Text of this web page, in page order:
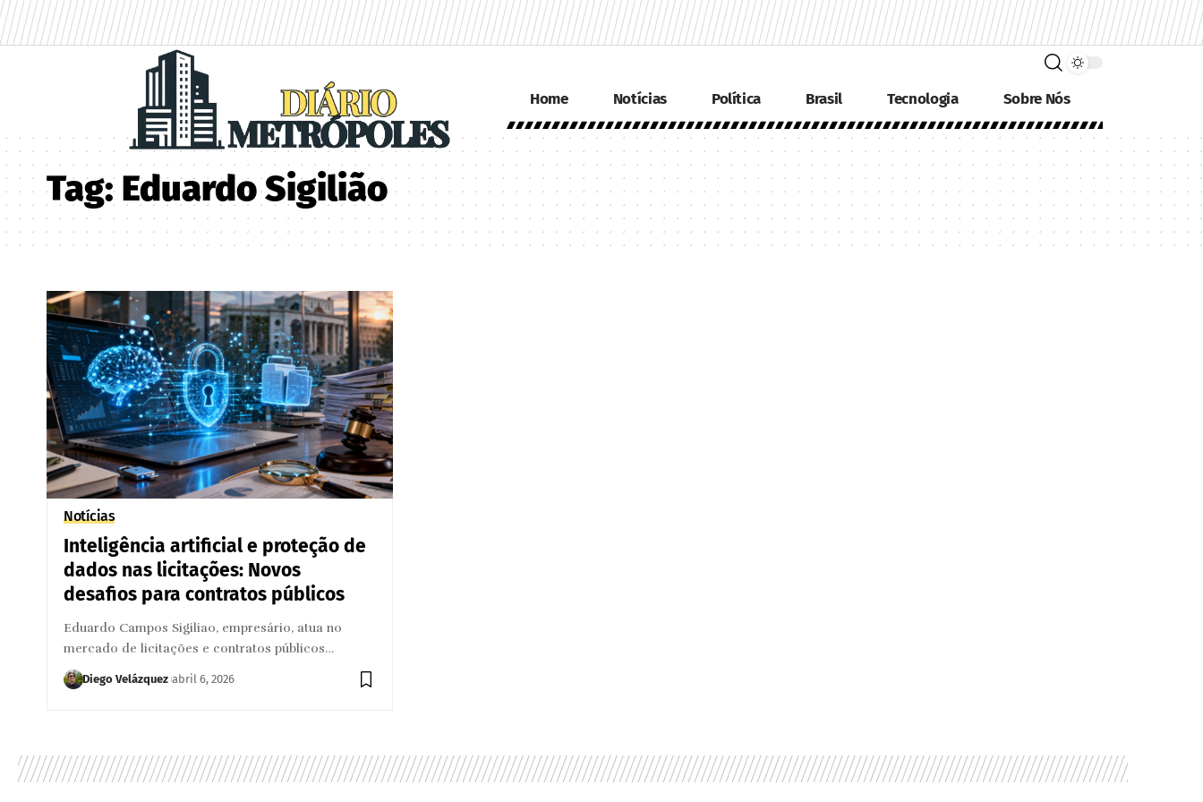
Home Notícias Política Brasil Tecnologia Sobre Nós
Tag:Eduardo Sigilião
Notícias
Inteligência artificial e proteção de
dados nas licitações: Novos
desafios para contratos públicos
Eduardo Campos Sigiliao, empresário, atua no
mercado de licitações e contratos públicos…
Diego Velázquez abril 6, 2026